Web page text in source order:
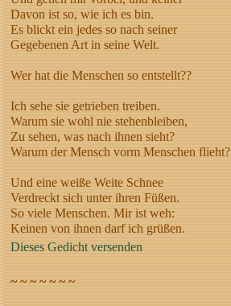
Davon ist so, wie ich es bin.
Es blickt ein jedes so nach seiner
Gegebenen Art in seine Welt.
Wer hat die Menschen so entstellt??
Ich sehe sie getrieben treiben.
Warum sie wohl nie stehenbleiben,
Zu sehen, was nach ihnen sieht?
Warum der Mensch vorm Menschen flieht?
Und eine weiße Weite Schnee
Verdreckt sich unter ihren Füßen.
So viele Menschen. Mir ist weh:
Keinen von ihnen darf ich grüßen.
Dieses Gedicht versenden
~ ~ ~ ~ ~ ~ ~